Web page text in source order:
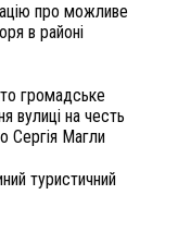
про можливе
в районі
громадське
вулиці на честь
Сергія Магли
туристичний